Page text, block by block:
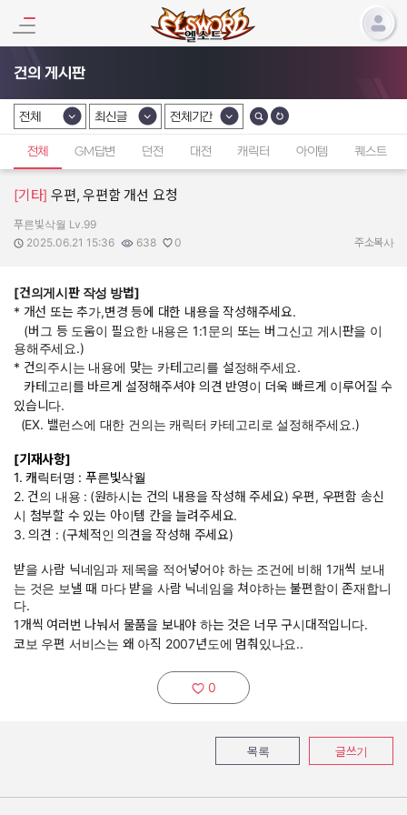
건의 게시판
카테고리 선택
전체
카테고리 선택
최신글
카테고리 선택
전체기간
전체 GM답변 던전 대전 캐릭터 아이템 퀘스트
[기타] 우편, 우편함 개선 요청
작성자:
푸른빛삭월 Lv.99
작성일:
2025.06.21 15:36
조회수:
638
추천수:
0 주소복사
[건의게시판 작성 방법]
* 개선 또는 추가,변경 등에 대한 내용을 작성해주세요.
(버그 등 도움이 필요한 내용은 1:1문의 또는 버그신고 게시판을 이
용해주세요.)
* 건의주시는 내용에 맞는 카테고리를 설정해주세요.
카테고리를 바르게 설정해주셔야 의견 반영이 더욱 빠르게 이루어질 수
있습니다.
(EX. 밸런스에 대한 건의는 캐릭터 카테고리로 설정해주세요.)
[기재사항]
1. 캐릭터명 : 푸른빛삭월
2. 건의 내용 : (원하시는 건의 내용을 작성해 주세요) 우편, 우편함 송신
시 첨부할 수 있는 아이템 칸을 늘려주세요.
3. 의견 : (구체적인 의견을 작성해 주세요)
받을 사람 닉네임과 제목을 적어넣어야 하는 조건에 비해 1개씩 보내
는 것은 보낼 때 마다 받을 사람 닉네임을 쳐야하는 불편함이 존재합니
다.
1개씩 여러번 나눠서 물품을 보내야 하는 것은 너무 구시대적입니다.
코보 우편 서비스는 왜 아직 2007년도에 멈춰있나요..
추천하기:
0
목록 글쓰기